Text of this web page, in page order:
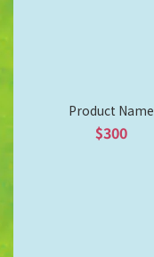
Product Name
$300